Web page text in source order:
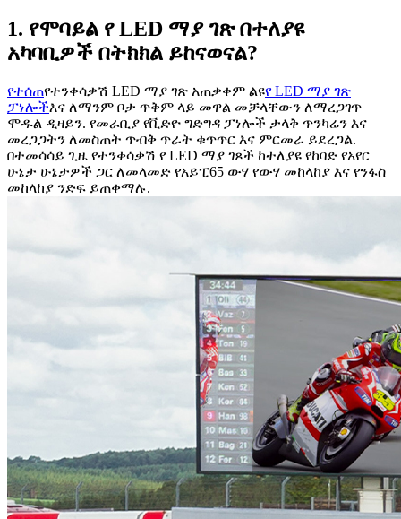
1. የሞባይል የ LED ማያ ገጽ በተለያዩ
አካባቢዎች በትክክል ይከናወናል?
የተሰጠየተንቀሳቃሽ LED ማያ ገጽ አጠቃቀም ልዩየ LED ማያ ገጽ
ፓነሎችእና ለማንም ቦታ ጥቅም ላይ መዋል መቻላቸውን ለማረጋገጥ
ሞዱል ዲዛይን. የመራቢያ የቪድዮ ግድግዳ ፓነሎች ታላቅ ጥንካሬን እና
መረጋጋትን ለመስጠት ጥብቅ ጥራት ቁጥጥር እና ምርመራ ይደረጋል.
በተመሳሳይ ጊዜ የተንቀሳቃሽ የ LED ማያ ገጾች ከተለያዩ የከባድ የአየር
ሁኔታ ሁኔታዎች ጋር ለመላመድ የአይፒ65 ውሃ የውሃ መከላከያ እና የንፋስ
መከላከያ ንድፍ ይጠቀማሉ.